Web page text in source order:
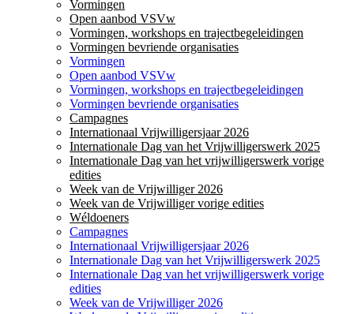
Vormingen
Open aanbod VSVw
Vormingen, workshops en trajectbegeleidingen
Vormingen bevriende organisaties
Vormingen
Open aanbod VSVw
Vormingen, workshops en trajectbegeleidingen
Vormingen bevriende organisaties
Campagnes
Internationaal Vrijwilligersjaar 2026
Internationale Dag van het Vrijwilligerswerk 2025
Internationale Dag van het vrijwilligerswerk vorige
edities
Week van de Vrijwilliger 2026
Week van de Vrijwilliger vorige edities
Wéldoeners
Campagnes
Internationaal Vrijwilligersjaar 2026
Internationale Dag van het Vrijwilligerswerk 2025
Internationale Dag van het vrijwilligerswerk vorige
edities
Week van de Vrijwilliger 2026